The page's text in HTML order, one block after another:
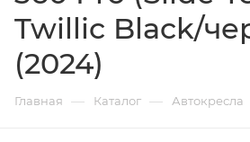
Twillic Black/
(2024)
Главная — Каталог — Автокресла